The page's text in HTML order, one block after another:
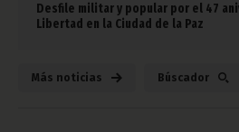
Desfile militar y popular por el 47
Libertad en la Ciudad de la Paz
Más noticias Búscador